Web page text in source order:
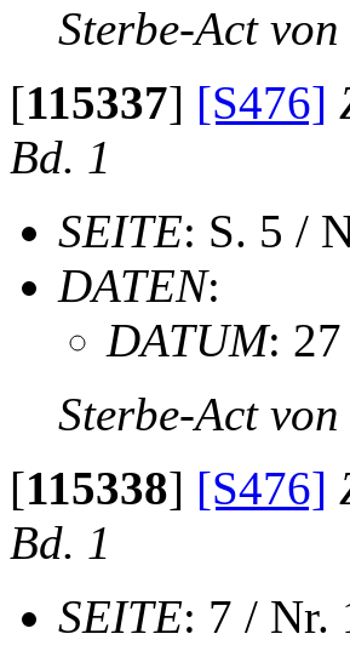
Sterbe-Act
[115337] [S476]
Bd. 1
SEITE: S. 5 /
DATEN:
DATUM:
Sterbe-Act
[115338] [S476]
Bd. 1
SEITE: 7 / Nr.